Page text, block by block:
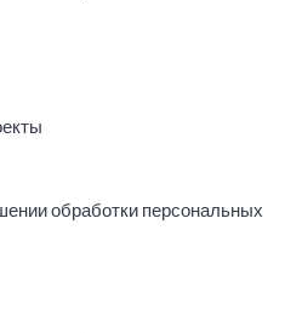
обработки персональных